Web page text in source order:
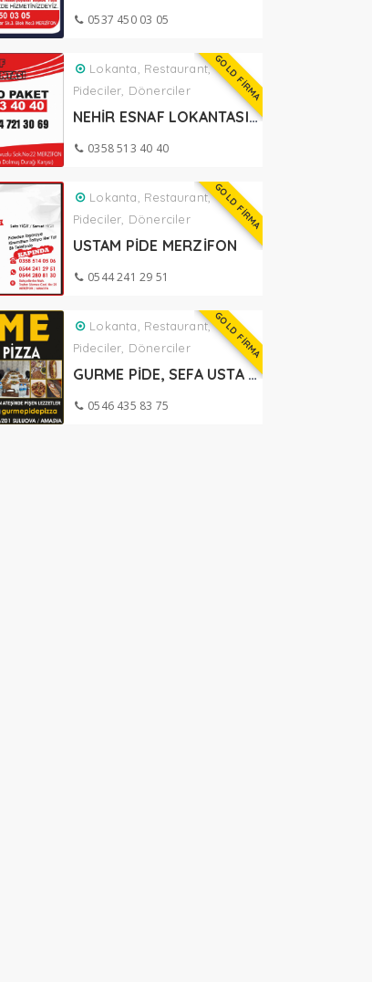
0537 450 03 05
GOLD FİRMA
Lokanta, Restaurant,
Pideciler, Dönerciler
NEHİR ESNAF LOKANTASI MERZİFON
0358 513 40 40
GOLD FİRMA
Lokanta, Restaurant,
Pideciler, Dönerciler
USTAM PİDE MERZİFON
0544 241 29 51
GOLD FİRMA
Lokanta, Restaurant,
Pideciler, Dönerciler
GURME PİDE, SEFA USTA SULUOVA
0546 435 83 75